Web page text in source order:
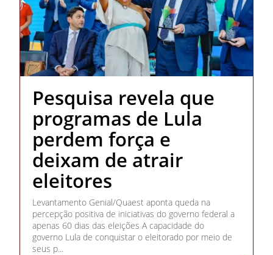
Pesquisa revela que
programas de Lula
perdem força e
deixam de atrair
eleitores
Levantamento Genial/Quaest aponta queda na
percepção positiva de iniciativas do governo federal a
apenas 60 dias das eleições A capacidade do
governo Lula de conquistar o eleitorado por meio de
seus p...